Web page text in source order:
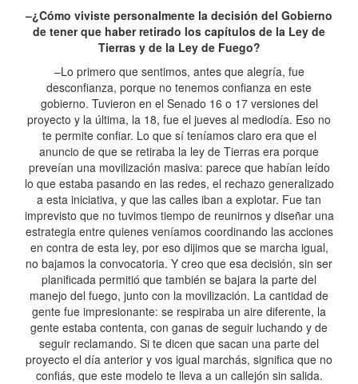
–¿Cómo viviste personalmente la decisión del Gobierno
de tener que haber retirado los capítulos de la Ley de
Tierras y de la Ley de Fuego?
–Lo primero que sentimos, antes que alegría, fue
desconfianza, porque no tenemos confianza en este
gobierno. Tuvieron en el Senado 16 o 17 versiones del
proyecto y la última, la 18, fue el jueves al mediodía. Eso no
te permite confiar. Lo que sí teníamos claro era que el
anuncio de que se retiraba la ley de Tierras era porque
preveían una movilización masiva: parece que habían leído
lo que estaba pasando en las redes, el rechazo generalizado
a esta iniciativa, y que las calles iban a explotar. Fue tan
imprevisto que no tuvimos tiempo de reunirnos y diseñar una
estrategia entre quienes veníamos coordinando las acciones
en contra de esta ley, por eso dijimos que se marcha igual,
no bajamos la convocatoria. Y creo que esa decisión, sin ser
planificada permitió que también se bajara la parte del
manejo del fuego, junto con la movilización. La cantidad de
gente fue impresionante: se respiraba un aire diferente, la
gente estaba contenta, con ganas de seguir luchando y de
seguir reclamando. Si te dicen que sacan una parte del
proyecto el día anterior y vos igual marchás, significa que no
confiás, que este modelo te lleva a un callejón sin salida.